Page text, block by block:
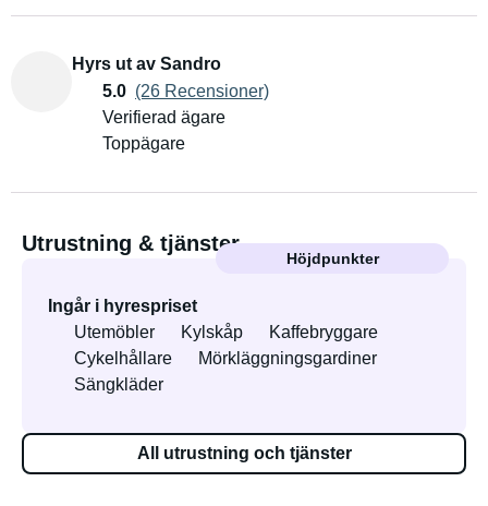
Hyrs ut av Sandro
5.0 (26 Recensioner)
Verifierad ägare
Toppägare
Utrustning & tjänster
Höjdpunkter
Ingår i hyrespriset
Utemöbler
Kylskåp
Kaffebryggare
Cykelhållare
Mörkläggningsgardiner
Sängkläder
All utrustning och tjänster